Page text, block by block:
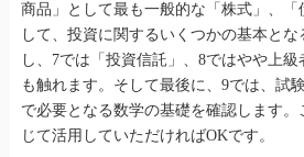
商品」として最も一般的な「株式」、「
して、投資に関するいくつかの基本と
し、7では「投資信託」、8ではやや上
も触れます。そして最後に、9では、試
で必要となる数学の基礎を確認します
じて活用していただければOKです。